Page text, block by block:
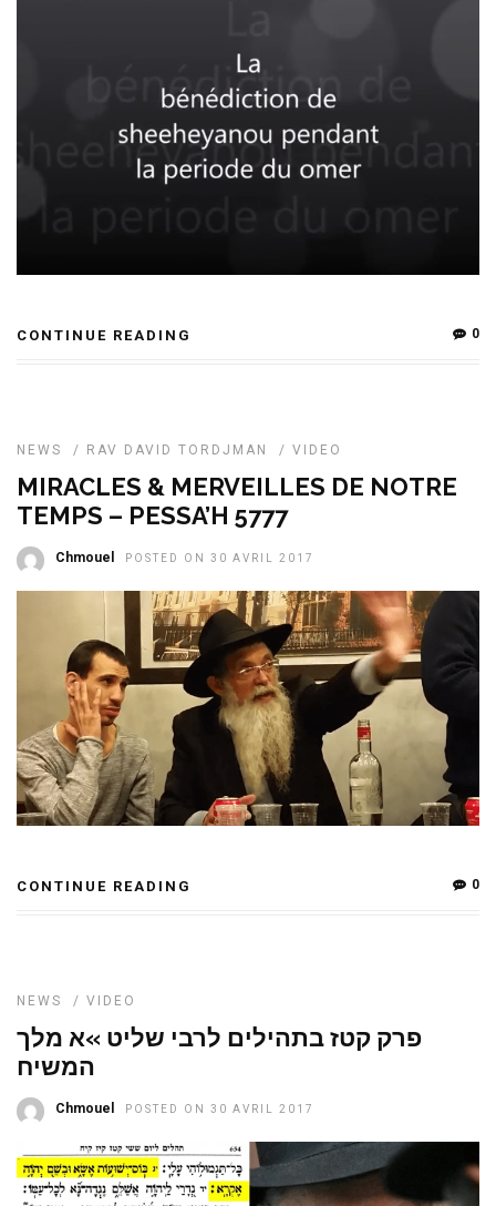
CONTINUE READING 0
NEWS / RAV DAVID TORDJMAN / VIDEO
MIRACLES & MERVEILLES DE NOTRE
TEMPS – PESSA’H 5777
Chmouel POSTED ON 30 AVRIL 2017
CONTINUE READING 0
NEWS / VIDEO
פרק קטז בתהילים לרבי שליט »א מלך
המשיח
Chmouel POSTED ON 30 AVRIL 2017